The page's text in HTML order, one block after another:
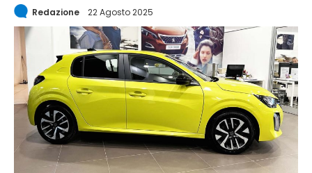
Redazione 22 Agosto 2025